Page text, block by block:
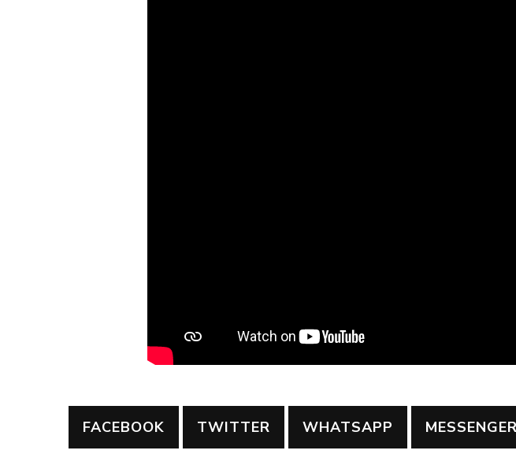
FACEBOOK TWITTER WHATSAPP MESSENGER